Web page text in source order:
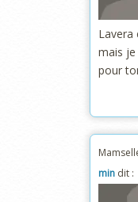
Lavera
mais
pour
min dit :